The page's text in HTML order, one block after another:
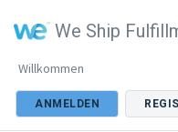
We Ship
Willkommen
ANMELDEN